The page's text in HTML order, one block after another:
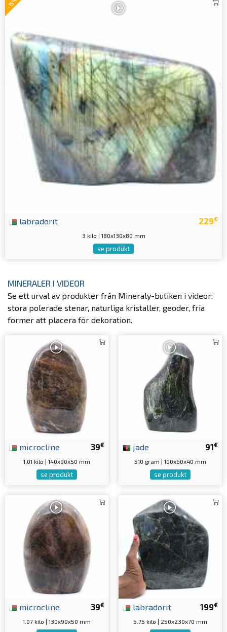
-15%
229€
labradorit
3 kilo | 180x130x80 mm
se produkt
MINERALER I VIDEOR
Se ett urval av produkter från Mineraly-butiken i videor:
stora polerade stenar, naturliga kristaller, geoder, fria
former att placera för dekoration.
39€
microcline
1.01 kilo | 140x90x50 mm
se produkt
91€
jade
510 gram | 100x60x40 mm
se produkt
39€
microcline
1.07 kilo | 130x90x50 mm
199€
labradorit
5.75 kilo | 250x230x70 mm